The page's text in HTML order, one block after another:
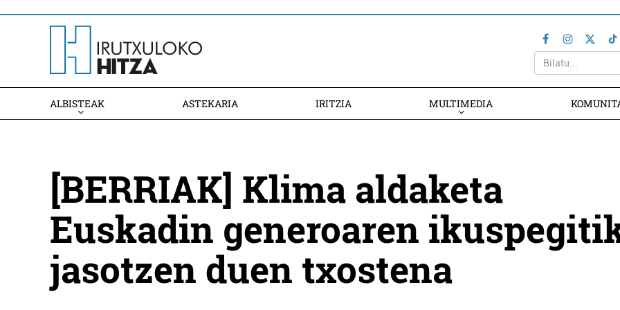
ALBISTEAK ASTEKARIA IRITZIA MULTIMEDIA
[BERRIAK] Klima aldaketa
Euskadin generoaren
jasotzen duen txostena